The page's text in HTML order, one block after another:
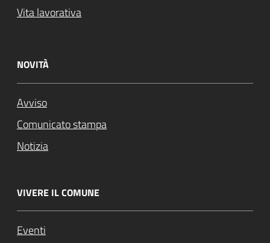
Vita lavorativa
NOVITÀ
Avviso
Comunicato stampa
Notizia
VIVERE IL COMUNE
Eventi